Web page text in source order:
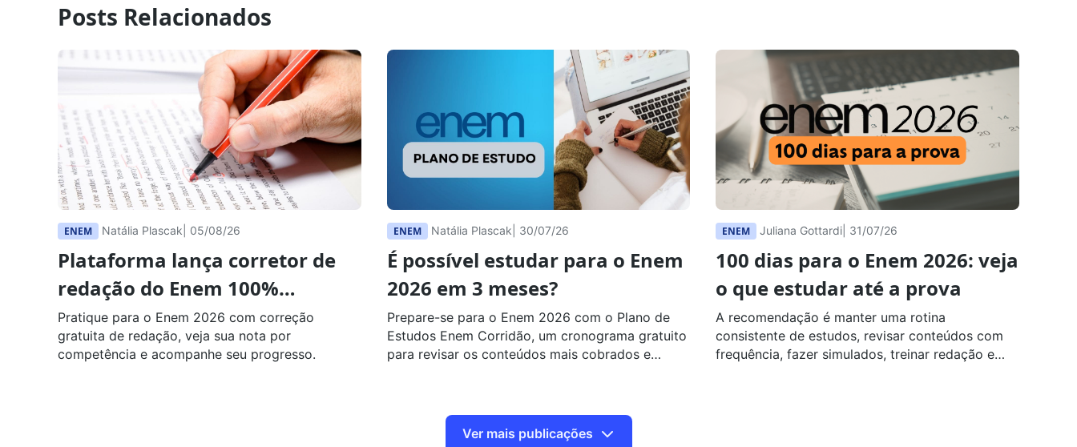
Posts Relacionados
ENEM
Plataforma lança corretor de
redação do Enem 100%
gratuito
Natália Plascak | 05/08/26
Pratique para o Enem 2026 com correção
gratuita de redação, veja sua nota por
competência e acompanhe seu progresso.
ENEM
É possível estudar para o Enem
2026 em 3 meses?
Natália Plascak | 30/07/26
Prepare-se para o Enem 2026 com o Plano de
Estudos Enem Corridão, um cronograma gratuito
para revisar os conteúdos mais cobrados e
ENEM
100 dias para o Enem 2026: veja
o que estudar até a prova
Juliana Gottardi | 31/07/26
A recomendação é manter uma rotina
consistente de estudos, revisar conteúdos com
frequência, fazer simulados, treinar redação e
Ver mais publicações